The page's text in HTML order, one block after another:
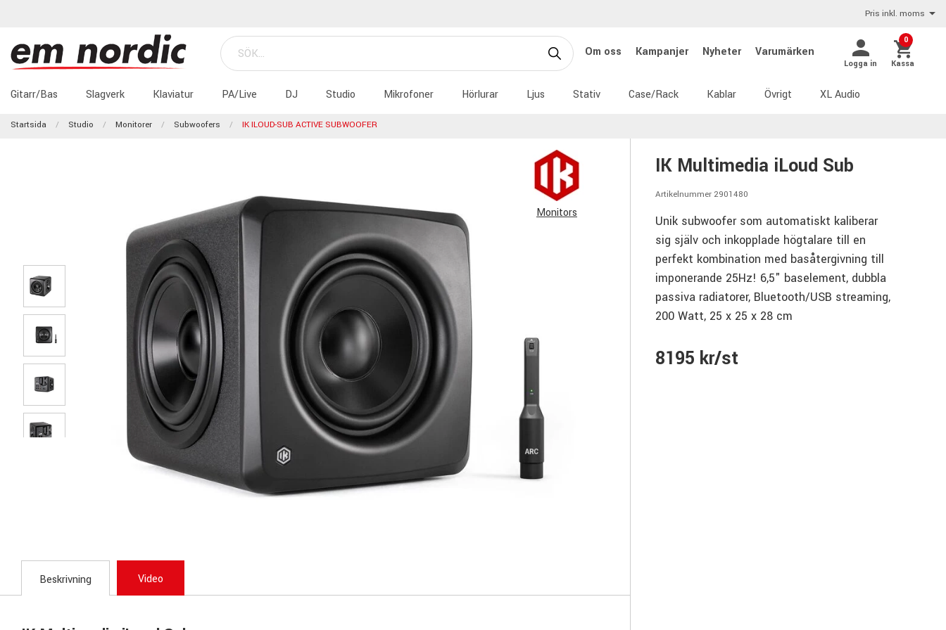
Pris inkl. moms
Om oss Kampanjer Nyheter Varumärken
Logga in
0
Kassa
Gitarr/Bas Slagverk Klaviatur PA/Live DJ Studio Mikrofoner Hörlurar Ljus Stativ Case/Rack Kablar Övrigt XL Audio
Startsida Studio Monitorer Subwoofers IK ILOUD-SUB ACTIVE SUBWOOFER
Monitors
IK Multimedia iLoud Sub
Artikelnummer 2901480
Unik subwoofer som automatiskt kaliberar
sig själv och inkopplade högtalare till en
perfekt kombination med basåtergivning till
imponerande 25Hz! 6,5" baselement, dubbla
passiva radiatorer, Bluetooth/USB streaming,
200 Watt, 25 x 25 x 28 cm
8195 kr/st
Beskrivning Video